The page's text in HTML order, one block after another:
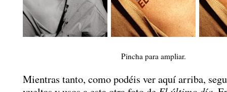
Pincha para ampliar.
Mientras tanto, como podéis ver aquí arriba,